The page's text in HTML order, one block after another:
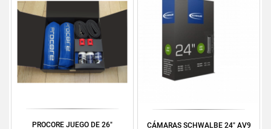
PROCORE JUEGO DE 26"
CÁMARAS SCHWALBE 24" AV9